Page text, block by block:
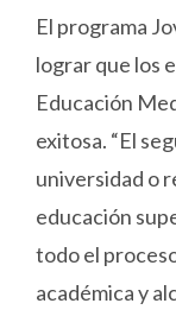
El programa
lograr que los
Educación
exitosa. “El
universidad o
educación
todo el
académica y